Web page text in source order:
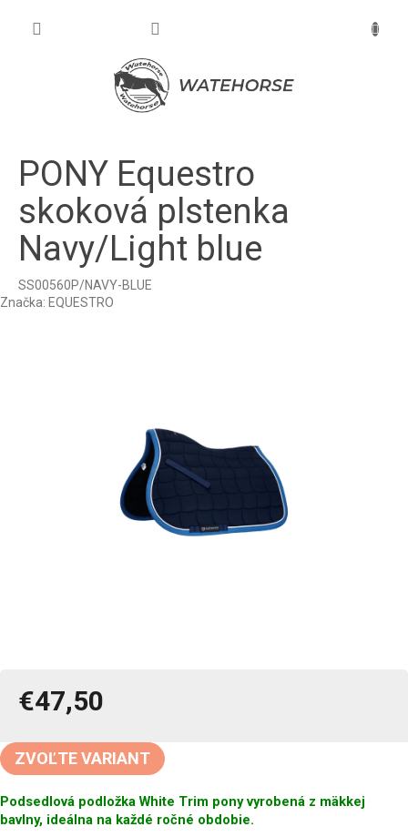
PONY Equestro
skoková plstenka
Navy/Light blue
SS00560P/NAVY-BLUE
Značka: EQUESTRO
€47,50
cena:
ZVOĽTE VARIANT
Podsedlová podložka White Trim pony vyrobená z mäkkej
bavlny, ideálna na každé ročné obdobie.